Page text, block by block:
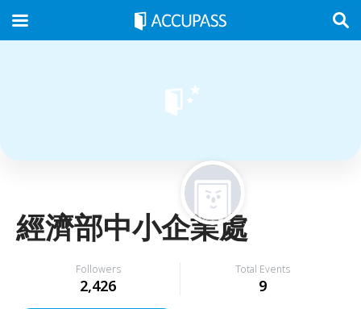
經濟部中小企業處
Followers
2,426
Total Events
9